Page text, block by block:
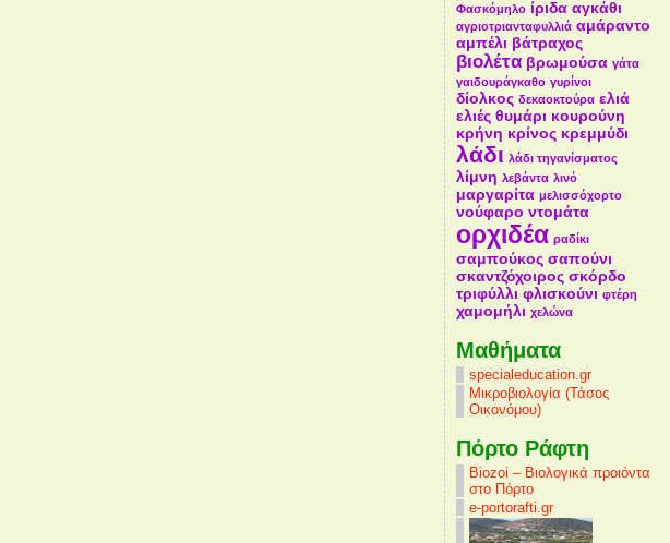
Φασκόμηλο ίριδα αγκάθι
αγριοτριανταφυλλιά αμάραντο
αμπέλι βάτραχος
βιολέτα βρωμούσα γάτα
γαιδουράγκαθο γυρίνοι
δίολκος δεκαοκτούρα ελιά
ελιές θυμάρι κουρούνη
κρήνη κρίνος κρεμμύδι
λάδι λάδι τηγανίσματος
λίμνη λεβάντα λινό
μαργαρίτα μελισσόχορτο
νούφαρο ντομάτα
ορχιδέα ραδίκι
σαμπούκος σαπούνι
σκαντζόχοιρος σκόρδο
τριφύλλι φλισκούνι φτέρη
χαμομήλι χελώνα
Mαθήματα
specialeducation.gr
Μικροβιολογία (Τάσος
Οικονόμου)
Πόρτο Ράφτη
Biozoi – Βιολογικά προιόντα
στο Πόρτο
e-portorafti.gr